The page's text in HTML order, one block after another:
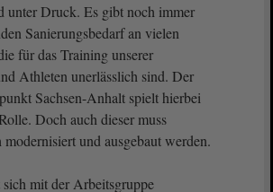
unter Druck. Es gibt noch immer
Sanierungsbedarf an vielen
für das Training unserer
Athleten unerlässlich sind. Der
Sachsen-Anhalt spielt hierbei
Doch auch dieser muss
und ausgebaut werden.
mit der Arbeitsgruppe